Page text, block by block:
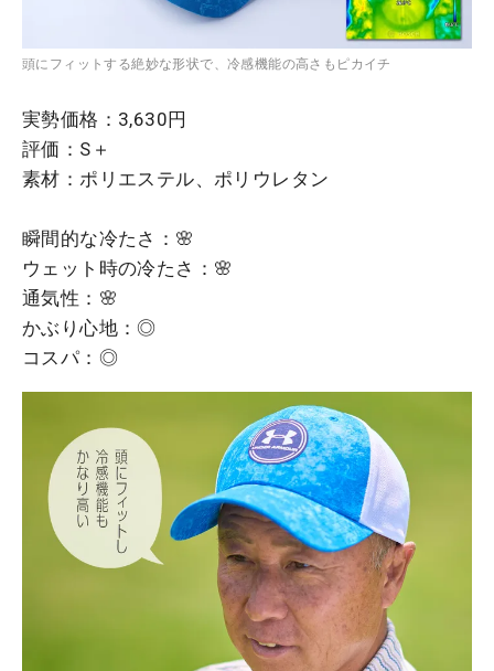
頭にフィットする絶妙な形状で、冷感機能の高さもピカイチ
実勢価格：3,630円
評価：S＋
素材：ポリエステル、ポリウレタン
瞬間的な冷たさ：🌸
ウェット時の冷たさ：🌸
通気性：🌸
かぶり心地：◎
コスパ：◎